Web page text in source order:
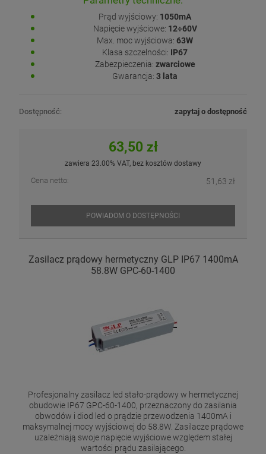
Prąd wyjściowy: 1050mA
Napięcie wyjściowe: 12÷60V
Max. moc wyjściowa: 63W
Klasa szczelności: IP67
Zabezpieczenia: zwarciowe
Gwarancja: 3 lata
Dostępność: zapytaj o dostępność
63,50 zł
zawiera 23.00% VAT, bez kosztów dostawy
Cena netto: 51,63 zł
POWIADOM O DOSTĘPNOŚCI
Zasilacz prądowy hermetyczny GLP IP67 1400mA
58.8W GPC-60-1400
Profesjonalny zasilacz led stało-prądowy w hermetycznej
obudowie IP67 GPC-60-1400, przeznaczony do zasilania
obwodów i diod led o prądzie przewodzenia 1400mA i
maksymalnej mocy wyjściowej do 58.8W. Zasilacze prądowe
uzależniają swoje napięcie wyjściowe względem stałej
wartości prądu zasilającego.